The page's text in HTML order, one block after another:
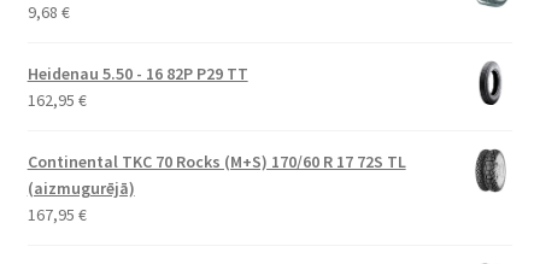
9,68 €
Heidenau 5.50 - 16 82P P29 TT
162,95 €
Continental TKC 70 Rocks (M+S) 170/60 R 17 72S TL
(aizmugurējā)
167,95 €